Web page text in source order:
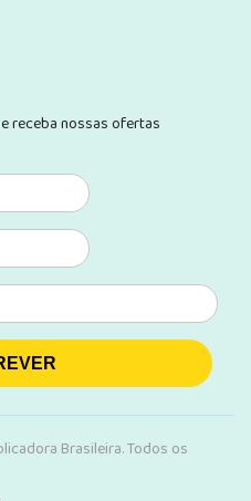
receba nossas ofertas
Brasileira. Todos os